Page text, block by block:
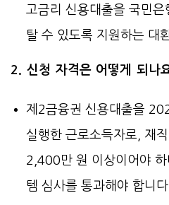
고금리 신용대출을 국민
탈 수 있도록 지원하는 대
2. 신청 자격은 어떻게 되나
제2금융권 신용대출을
실행한 근로소득자로, 재
2,400만 원 이상이어야
템 심사를 통과해야 합니다.